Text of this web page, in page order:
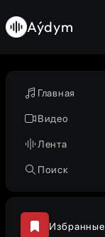
Главная
Видео
Лента
Поиск
Избранные
Aýdym